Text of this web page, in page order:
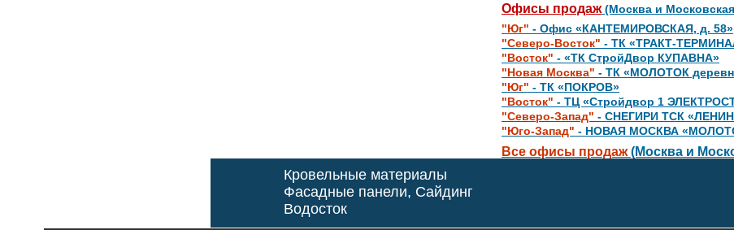
Офисы продаж(Москва и
"Юг" - Офис «КАНТЕМИРОВСКАЯ, д. 58»
"Северо-Восток" - ТК «ТРАКТ-
"Восток" - «ТК СтройДвор КУПАВНА»
"Новая Москва" - ТК «МОЛОТОК
"Юг" - ТК «ПОКРОВ»
"Восток" - ТЦ «Стройдвор 1
"Северо-Запад" - СНЕГИРИ ТСК
"Юго-Запад" - НОВАЯ МОСКВА
Все офисы продаж(Москва и
Кровельные материалы
Фасадные панели, Сайдинг
Водосток